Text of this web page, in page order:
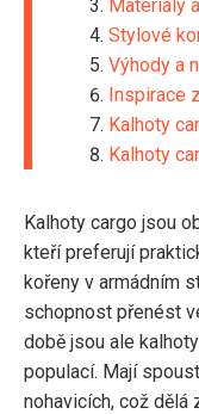
Materiály
Stylové
Výhody a
Inspirace
Kalhoty
Kalhoty
Kalhoty cargo jsou
kteří preferují
kořeny v armádním
schopnost přenést
době jsou ale
populací. Mají
nohavicích, což dělá